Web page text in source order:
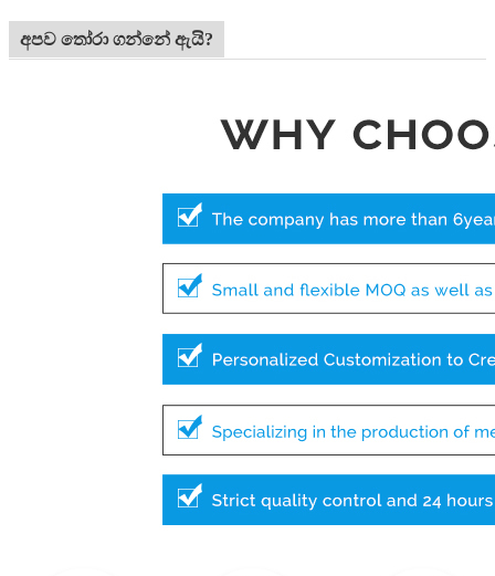
අපව තෝරා ගන්නේ ඇයි?